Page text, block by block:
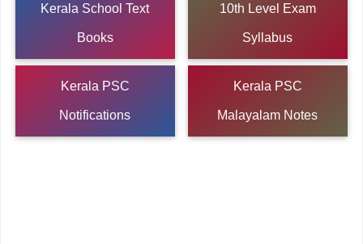
Kerala School Text
Books
10th Level Exam
Syllabus
Kerala PSC
Notifications
Kerala PSC
Malayalam Notes